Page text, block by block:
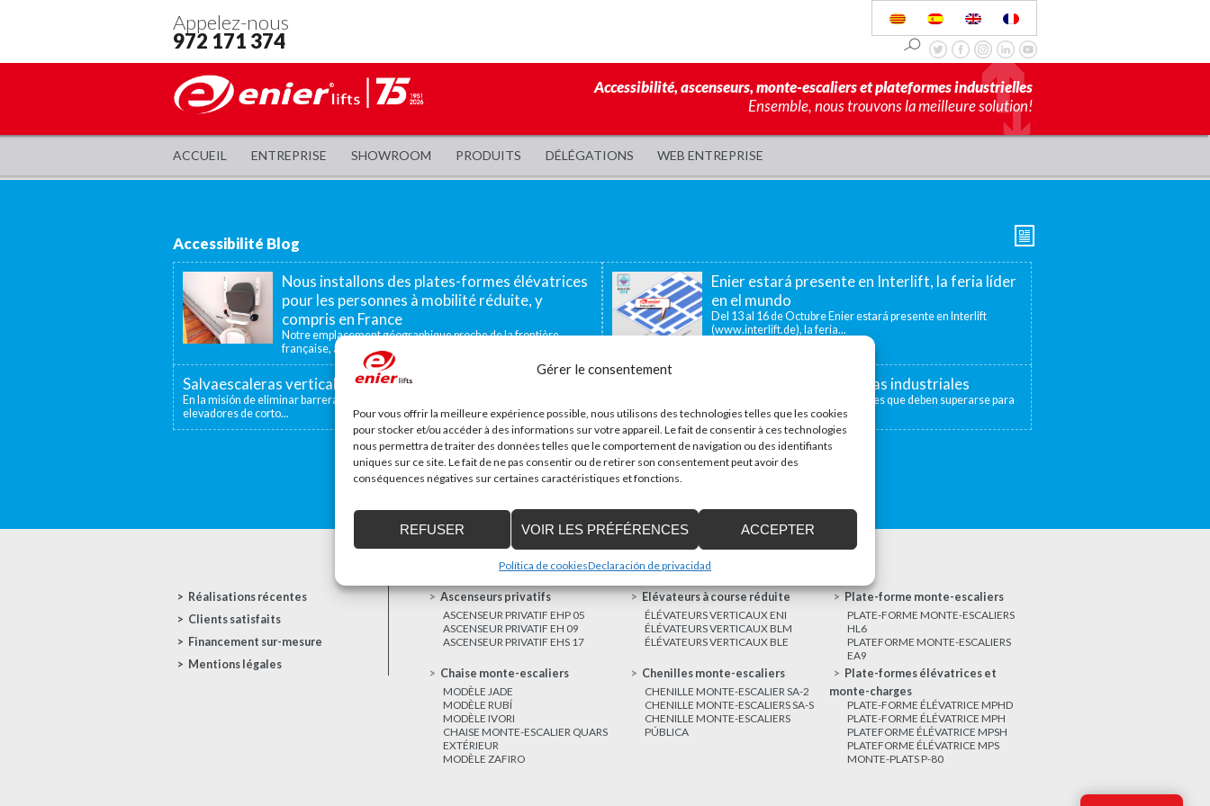
Gérer le consentement
Pour vous offrir la meilleure expérience possible, nous utilisons des technologies telles que les cookies
pour stocker et/ou accéder à des informations sur votre appareil. Le fait de consentir à ces technologies
nous permettra de traiter des données telles que le comportement de navigation ou des identifiants
uniques sur ce site. Le fait de ne pas consentir ou de retirer son consentement peut avoir des
conséquences négatives sur certaines caractéristiques et fonctions.
ACCEPTER
REFUSER VOIR LES PRÉFÉRENCES
Política de cookiesDeclaración de privacidad
Appelez-nous
972 171 374
Accessibilité, ascenseurs, monte-escaliers et plateformes industrielles
Ensemble, nous trouvons la meilleure solution!
ACCUEIL ENTREPRISE SHOWROOM PRODUITS DÉLÉGATIONS WEB ENTREPRISE
Accessibilité Blog
Nous installons des plates-formes élévatrices
pour les personnes à mobilité réduite, y
compris en France
Notre emplacement géographique proche de la frontière
française, à 40 minutes, nous permet d’offrir...
Enier estará presente en Interlift, la feria líder
en el mundo
Del 13 al 16 de Octubre Enier estará presente en Interlift
(www.interlift.de), la feria...
Salvaescaleras vertical, un elevador de pequeño recorrido
En la misión de eliminar barreras arquitectónicas, los salvaescaleras verticales o
elevadores de corto...
La utilidad de las plataformas elevadoras industriales
En muchos centros industriales existen distintos niveles que deben superarse para
poder trasladar mercancías...
AUTRES
NOUVELLES
Réalisations récentes
Clients satisfaits
Financement sur-mesure
Mentions légales
Ascenseurs privatifs
ASCENSEUR PRIVATIF EHP 05
ASCENSEUR PRIVATIF EH 09
ASCENSEUR PRIVATIF EHS 17
Elévateurs à course réduite
ÉLÉVATEURS VERTICAUX ENI
ÉLÉVATEURS VERTICAUX BLM
ÉLÉVATEURS VERTICAUX BLE
Plate-forme monte-escaliers
PLATE-FORME MONTE-ESCALIERS
HL6
PLATEFORME MONTE-ESCALIERS
EA9
Chaise monte-escaliers
MODÈLE JADE
MODÈLE RUBÍ
MODÈLE IVORI
CHAISE MONTE-ESCALIER QUARS
EXTÉRIEUR
MODÈLE ZAFIRO
Chenilles monte-escaliers
CHENILLE MONTE-ESCALIER SA-2
CHENILLE MONTE-ESCALIERS SA-S
CHENILLE MONTE-ESCALIERS
PÚBLICA
Plate-formes élévatrices et
monte-charges
PLATE-FORME ÉLÉVATRICE MPHD
PLATE-FORME ÉLÉVATRICE MPH
PLATEFORME ÉLÉVATRICE MPSH
PLATEFORME ÉLÉVATRICE MPS
MONTE-PLATS P-80